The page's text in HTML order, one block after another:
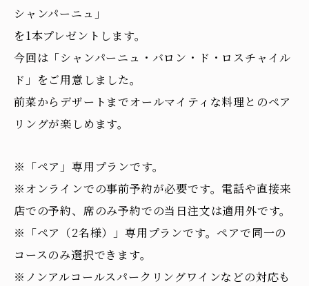
シャンパーニュ」
を1本プレゼントします。
今回は「シャンパーニュ・バロン・ド・ロスチャイル
ド」をご用意しました。
前菜からデザートまでオールマイティな料理とのペア
リングが楽しめます。
※「ペア」専用プランです。
※オンラインでの事前予約が必要です。電話や直接来
店での予約、席のみ予約での当日注文は適用外です。
※「ペア（2名様）」専用プランです。ペアで同一の
コースのみ選択できます。
※ノンアルコールスパークリングワインなどの対応も